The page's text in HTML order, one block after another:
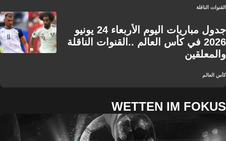
القنوات الناقلة
جدول مباريات اليوم الأربعاء 24 يونيو
2026 في كأس العالم ..القنوات الناقلة
والمعلقين
كأس العالم
WETTEN IM FOKUS